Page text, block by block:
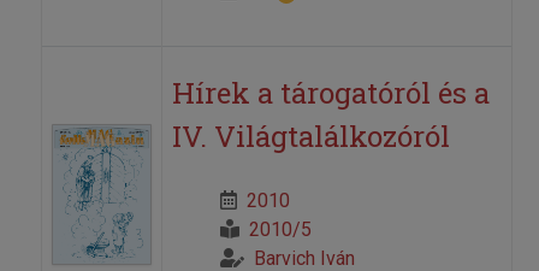
Hírek a tárogatóról és a
IV. Világtalálkozóról
2010
2010/5
Barvich Iván